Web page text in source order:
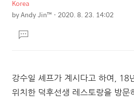
텐
목
Korea
byAndy Jin™ 2020. 8. 23. 14:02
문댓
글
강수일 셰프가 계시다고 하여, 18
위치한 덕후선생 레스토랑을 방문